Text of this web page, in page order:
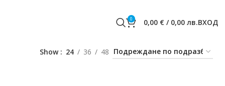
0 0,00 € / 0,00 лв.ВХОД
Show 24 36 48